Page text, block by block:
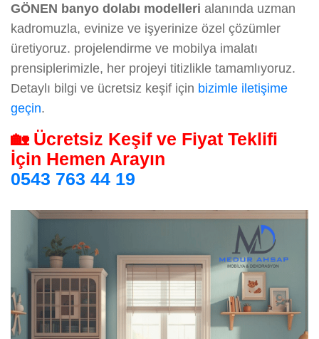
GÖNEN banyo dolabı modelleri alanında uzman
kadromuzla, evinize ve işyerinize özel çözümler
üretiyoruz. projelendirme ve mobilya imalatı
prensiplerimizle, her projeyi titizlikle tamamlıyoruz.
Detaylı bilgi ve ücretsiz keşif için bizimle iletişime
geçin.
🏡 Ücretsiz Keşif ve Fiyat Teklifi
İçin Hemen Arayın
0543 763 44 19